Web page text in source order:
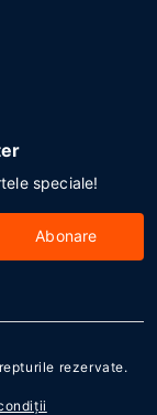
speciale!
Abonare
rezervate.